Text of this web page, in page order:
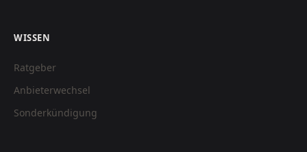
WISSEN
Ratgeber
Anbieterwechsel
Sonderkündigung